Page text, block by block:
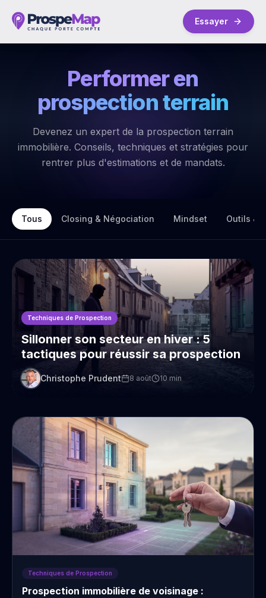
Essayer
Performer en
prospection terrain
Devenez un expert de la prospection terrain
immobilière. Conseils, techniques et stratégies pour
rentrer plus d'estimations et de mandats.
Tous Closing & Négociation Mindset Outils &
Techniques de Prospection
Sillonner son secteur en hiver : 5
tactiques pour réussir sa prospection
Christophe Prudent 8 août 10 min
Techniques de Prospection
Prospection immobilière de voisinage :